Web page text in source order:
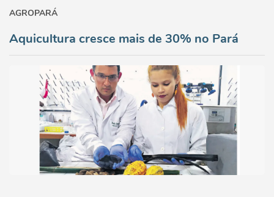
AGROPARÁ
Aquicultura cresce mais de 30% no Pará